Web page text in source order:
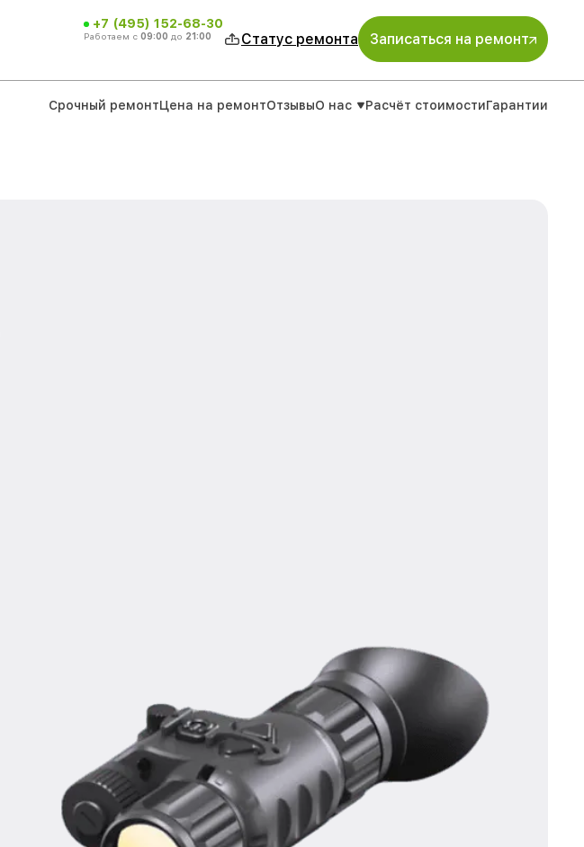
+7 (495) 152-68-30
Работаем с 09:00 до 21:00 Статус ремонта Записаться на ремонт
Срочный ремонтЦена на ремонтОтзывыО нас Расчёт стоимостиГарантии